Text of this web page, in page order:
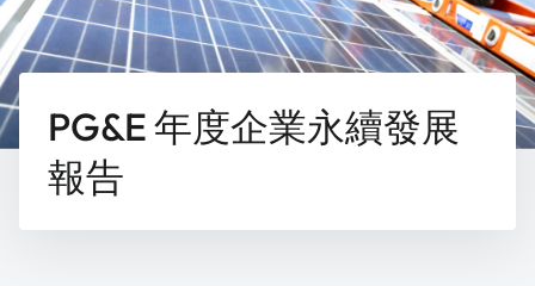
PG&E 年度企業永續發展
報告